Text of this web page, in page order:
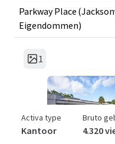
Parkway Place
Eigendommen)
1
Activa type
Kantoor
Bruto
4.320